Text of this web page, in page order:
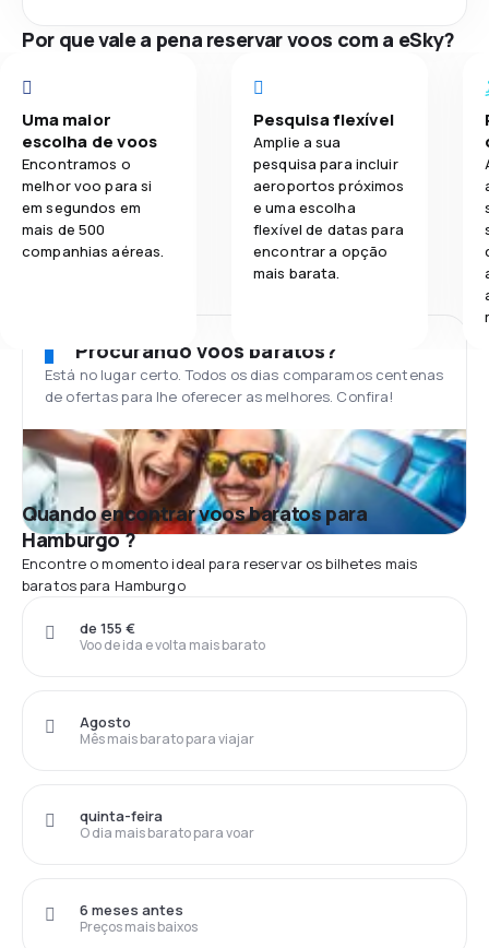
Por que vale a pena reservar voos com a eSky?
Uma maior
escolha de voos
Encontramos o
melhor voo para si
em segundos em
mais de 500
companhias aéreas.
Pesquisa flexível
Amplie a sua
pesquisa para incluir
aeroportos próximos
e uma escolha
flexível de datas para
encontrar a opção
mais barata.
Procurando voos baratos?
Está no lugar certo. Todos os dias comparamos centenas
de ofertas para lhe oferecer as melhores. Confira!
Quando encontrar voos baratos para
Hamburgo ?
Encontre o momento ideal para reservar os bilhetes mais
baratos para Hamburgo
Voo de ida e volta mais barato
de 155 €
Mês mais barato para viajar
Agosto
O dia mais barato para voar
quinta-feira
Preços mais baixos
6 meses antes